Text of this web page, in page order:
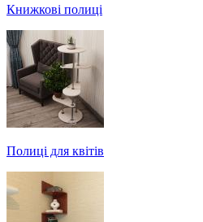
Книжкові полиці
Полиці для квітів